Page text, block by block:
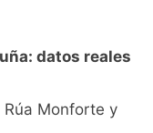
datos reales
Monforte y